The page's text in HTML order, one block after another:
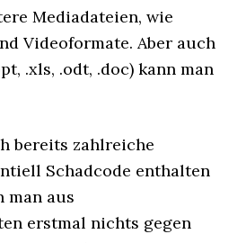
Mediadateien, wie
Videoformate. Aber auch
.xls, .odt, .doc) kann man
bereits zahlreiche
Schadcode enthalten
man aus
erstmal nichts gegen